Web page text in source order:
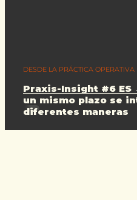
Praxis-Insight #6 ES
un mismo plazo se
diferentes maneras
DESDE LA PRÁCTICA OPERATIVA